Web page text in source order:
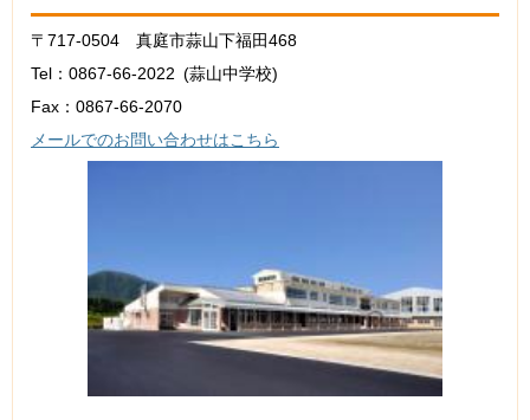
〒717-0504 真庭市蒜山下福田468
Tel：0867-66-2022
蒜山中学校
Fax：0867-66-2070
メールでのお問い合わせはこちら